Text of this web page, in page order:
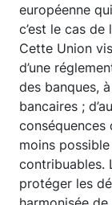
européenne
c’est le cas de
Cette Union
d’une
des banques,
bancaires ;
conséquences
moins
contribuables.
protéger les